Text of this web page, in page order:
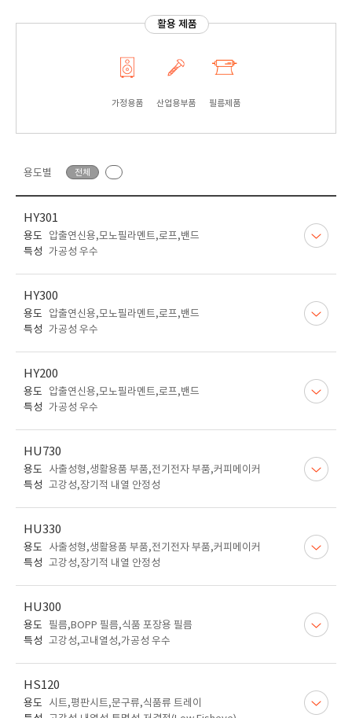
활용 제품
가정용품 산업용부품 필름제품
용도별 전체
HY301
용도
압출연신용,모노필라멘트,로프,밴드
특성 가공성 우수
HY300
용도
압출연신용,모노필라멘트,로프,밴드
특성 가공성 우수
HY200
용도
압출연신용,모노필라멘트,로프,밴드
특성 가공성 우수
HU730
용도
사출성형,생활용품 부품,전기전자 부품,커피메이커
특성 고강성,장기적 내열 안정성
HU330
용도
사출성형,생활용품 부품,전기전자 부품,커피메이커
특성 고강성,장기적 내열 안정성
HU300
용도 필름,BOPP 필름,식품 포장용 필름
특성 고강성,고내열성,가공성 우수
HS120
용도
시트,평판시트,문구류,식품류 트레이